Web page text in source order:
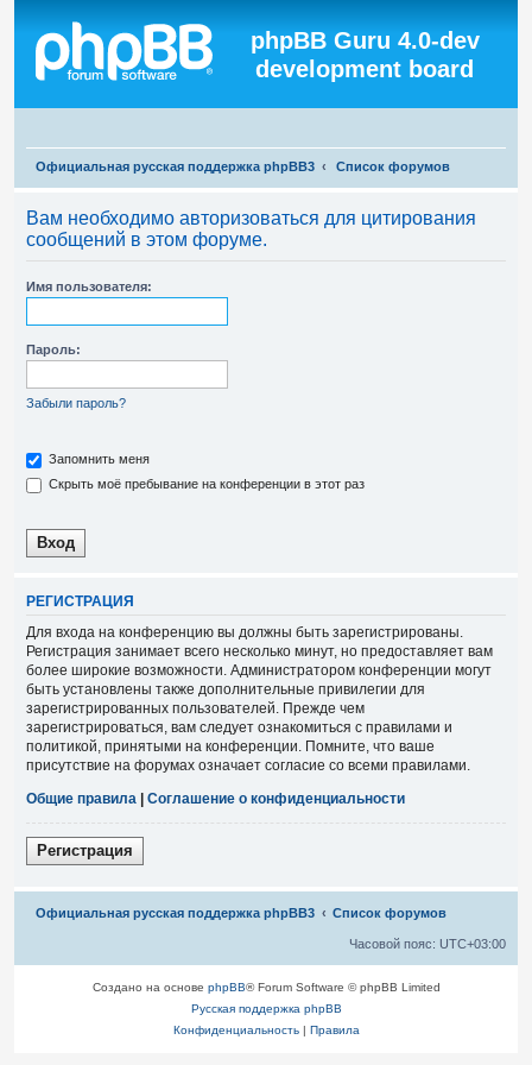
phpBB Guru 4.0-dev
development board
Официальная русская поддержка phpBB3 Список форумов
Вам необходимо авторизоваться для цитирования
сообщений в этом форуме.
Имя пользователя:
Пароль:
Забыли пароль?
Запомнить меня
Скрыть моё пребывание на конференции в этот раз
РЕГИСТРАЦИЯ
Для входа на конференцию вы должны быть зарегистрированы.
Регистрация занимает всего несколько минут, но предоставляет вам
более широкие возможности. Администратором конференции могут
быть установлены также дополнительные привилегии для
зарегистрированных пользователей. Прежде чем
зарегистрироваться, вам следует ознакомиться с правилами и
политикой, принятыми на конференции. Помните, что ваше
присутствие на форумах означает согласие со всеми правилами.
Общие правила
Соглашение о конфиденциальности
Регистрация
Официальная русская поддержка phpBB3 Список форумов
Часовой пояс: UTC+03:00
Связаться с
Создано на основе phpBB® Forum Software © phpBB Limited
Русская поддержка phpBB
Конфиденциальность| Правила